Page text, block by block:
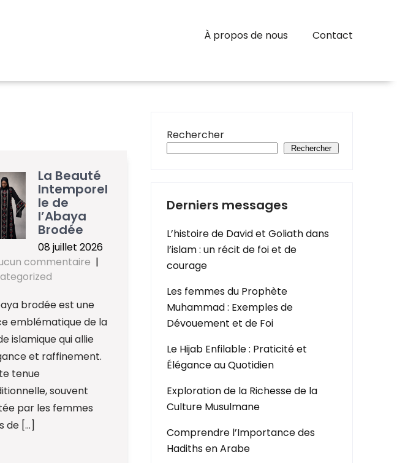
À propos de nous Contact
La Beauté
Intemporel
le de
l’Abaya
Brodée
08 juillet 2026
commentaire |
brodée est une
emblématique de la
islamique qui allie
et raffinement.
tenue
souvent
par les femmes
de […]
Rechercher
Rechercher
Derniers messages
L’histoire de David et Goliath dans
l’islam : un récit de foi et de
courage
Les femmes du Prophète
Muhammad : Exemples de
Dévouement et de Foi
Le Hijab Enfilable : Praticité et
Élégance au Quotidien
Exploration de la Richesse de la
Culture Musulmane
Comprendre l’Importance des
Hadiths en Arabe